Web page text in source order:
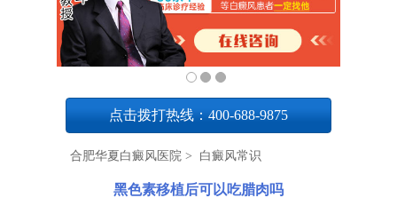
点击拨打热线：400-688-9875
合肥华夏白癜风医院 > 白癜风常识
黑色素移植后可以吃腊肉吗